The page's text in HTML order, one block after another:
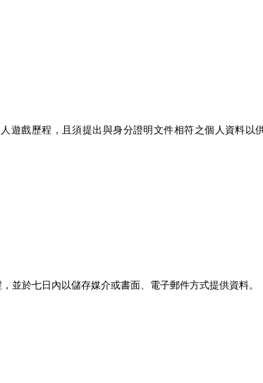
遊戲歷程，且須提出與身分證明文件相符之個人資料以
並於七日內以儲存媒介或書面、電子郵件方式提供資料。